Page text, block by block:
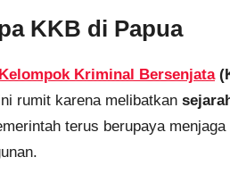
KKB di Papua
Kelompok Kriminal Bersenjata
rumit karena melibatkan
terus berupaya